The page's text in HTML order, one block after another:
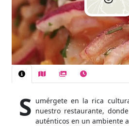
S umérgete en la rica
nuestro restaurante,
auténticos en un ambiente